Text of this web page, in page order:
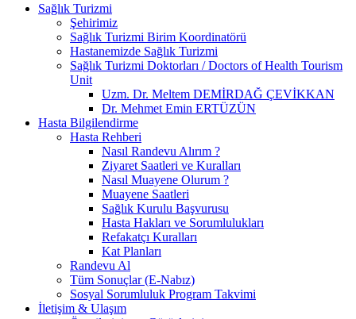
Sağlık Turizmi
Şehirimiz
Sağlık Turizmi Birim Koordinatörü
Hastanemizde Sağlık Turizmi
Sağlık Turizmi Doktorları / Doctors of Health Tourism
Unit
Uzm. Dr. Meltem DEMİRDAĞ ÇEVİKKAN
Dr. Mehmet Emin ERTÜZÜN
Hasta Bilgilendirme
Hasta Rehberi
Nasıl Randevu Alırım ?
Ziyaret Saatleri ve Kuralları
Nasıl Muayene Olurum ?
Muayene Saatleri
Sağlık Kurulu Başvurusu
Hasta Hakları ve Sorumlulukları
Refakatçı Kuralları
Kat Planları
Randevu Al
Tüm Sonuçlar (E-Nabız)
Sosyal Sorumluluk Program Takvimi
İletişim & Ulaşım